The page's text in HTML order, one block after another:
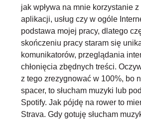
jak wpływa na mnie korzystanie
aplikacji, usług czy w ogóle
podstawa mojej pracy, dlatego
skończeniu pracy staram się
komunikatorów, przeglądania
chłonięcia zbędnych treści.
z tego zrezygnować w 100%, bo
spacer, to słucham muzyki lub
Spotify. Jak pójdę na rower to
Strava. Gdy gotuję słucham